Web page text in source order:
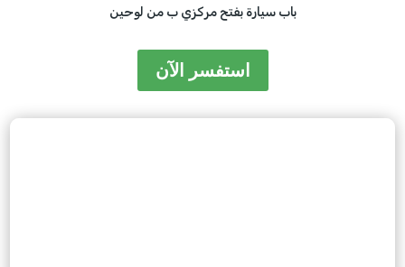
باب سيارة بفتح مركزي ب من لوحين
استفسر الآن